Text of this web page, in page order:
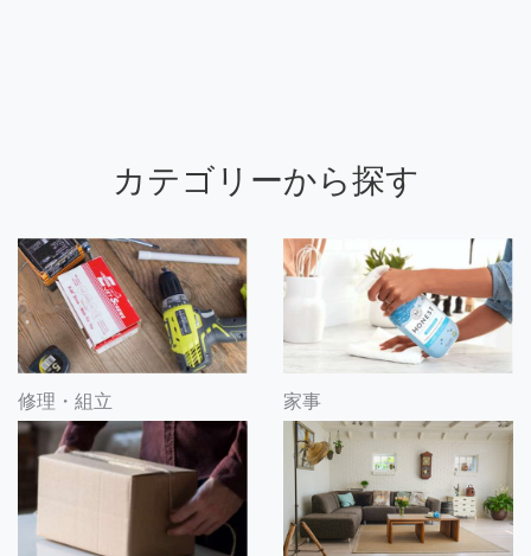
カテゴリーから探す
修理・組立 家事